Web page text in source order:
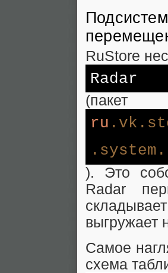
RuStore
Radar
(пакет
ru .vk
.system
). Это
Radar
выгружает
Самое
схема